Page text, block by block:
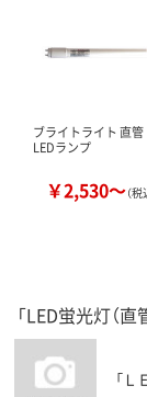
ブライトライト 直管
LEDランプ
￥2,530～（税
「LED蛍光灯（
「